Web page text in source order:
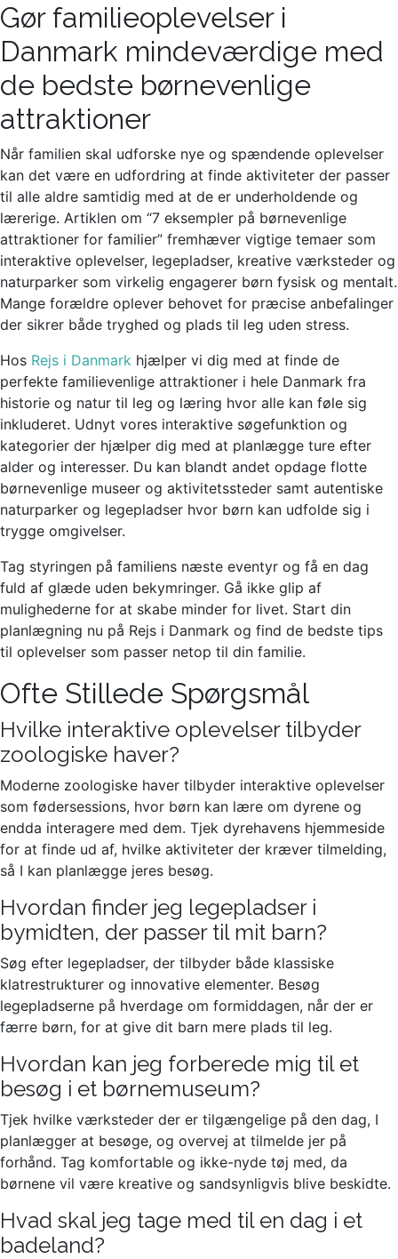
Gør familieoplevelser i
Danmark mindeværdige med
de bedste børnevenlige
attraktioner
Når familien skal udforske nye og spændende oplevelser
kan det være en udfordring at finde aktiviteter der passer
til alle aldre samtidig med at de er underholdende og
lærerige. Artiklen om “7 eksempler på børnevenlige
attraktioner for familier” fremhæver vigtige temaer som
interaktive oplevelser, legepladser, kreative værksteder og
naturparker som virkelig engagerer børn fysisk og mentalt.
Mange forældre oplever behovet for præcise anbefalinger
der sikrer både tryghed og plads til leg uden stress.
Hos Rejs i Danmark hjælper vi dig med at finde de
perfekte familievenlige attraktioner i hele Danmark fra
historie og natur til leg og læring hvor alle kan føle sig
inkluderet. Udnyt vores interaktive søgefunktion og
kategorier der hjælper dig med at planlægge ture efter
alder og interesser. Du kan blandt andet opdage flotte
børnevenlige museer og aktivitetssteder samt autentiske
naturparker og legepladser hvor børn kan udfolde sig i
trygge omgivelser.
Tag styringen på familiens næste eventyr og få en dag
fuld af glæde uden bekymringer. Gå ikke glip af
mulighederne for at skabe minder for livet. Start din
planlægning nu på Rejs i Danmark og find de bedste tips
til oplevelser som passer netop til din familie.
Ofte Stillede Spørgsmål
Hvilke interaktive oplevelser tilbyder
zoologiske haver?
Moderne zoologiske haver tilbyder interaktive oplevelser
som fødersessions, hvor børn kan lære om dyrene og
endda interagere med dem. Tjek dyrehavens hjemmeside
for at finde ud af, hvilke aktiviteter der kræver tilmelding,
så I kan planlægge jeres besøg.
Hvordan finder jeg legepladser i
bymidten, der passer til mit barn?
Søg efter legepladser, der tilbyder både klassiske
klatrestrukturer og innovative elementer. Besøg
legepladserne på hverdage om formiddagen, når der er
færre børn, for at give dit barn mere plads til leg.
Hvordan kan jeg forberede mig til et
besøg i et børnemuseum?
Tjek hvilke værksteder der er tilgængelige på den dag, I
planlægger at besøge, og overvej at tilmelde jer på
forhånd. Tag komfortable og ikke-nyde tøj med, da
børnene vil være kreative og sandsynligvis blive beskidte.
Hvad skal jeg tage med til en dag i et
badeland?